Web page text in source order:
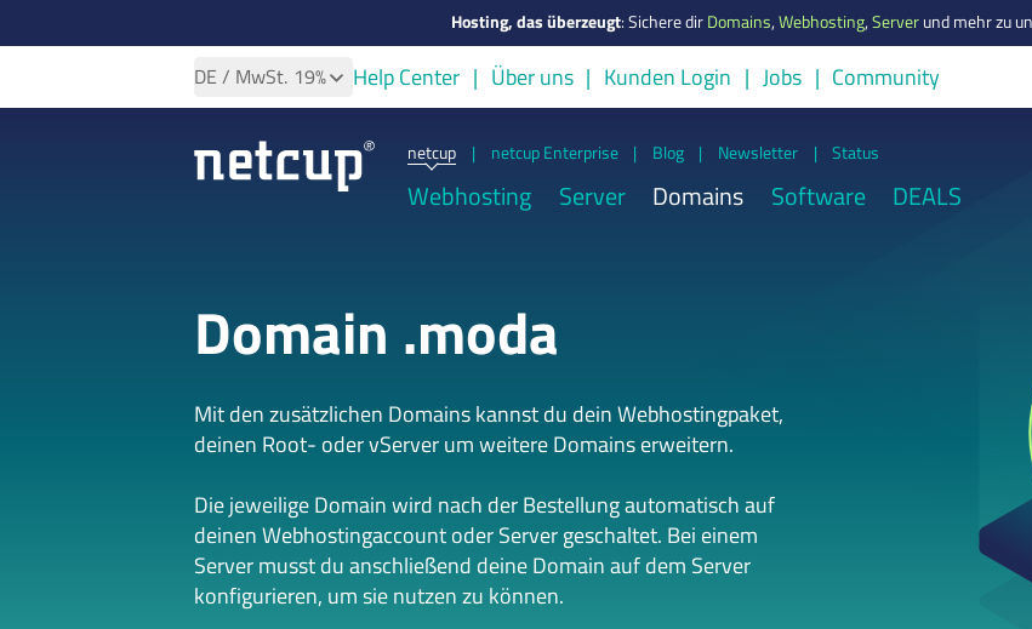
Hosting, das überzeugt:Sichere dirDomains,Webhosting,Serverund mehr zu
DE / MwSt. 19% Help Center Über uns Kunden Login Jobs Community
netcup | netcup Enterprise | Blog | Newsletter | Status
Webhosting Server Domains Software DEALS
Domain .moda
Mit den zusätzlichen Domains kannst du dein Webhostingpaket,
deinen Root- oder vServer um weitere Domains erweitern.
Die jeweilige Domain wird nach der Bestellung automatisch auf
deinen Webhostingaccount oder Server geschaltet. Bei einem
Server musst du anschließend deine Domain auf dem Server
konfigurieren, um sie nutzen zu können.